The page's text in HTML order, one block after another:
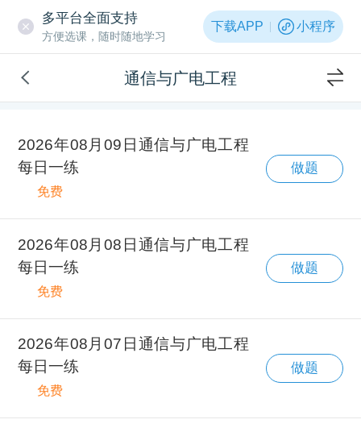
多平台全面支持
方便选课，随时随地学习
下载APP 小程序
通信与广电工程
2026年08月09日通信与广电工程
每日一练
免费
做题
2026年08月08日通信与广电工程
每日一练
免费
做题
2026年08月07日通信与广电工程
每日一练
免费
做题